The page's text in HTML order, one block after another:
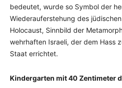
bedeutet, wurde so Symbol der
Wiederauferstehung des
Holocaust, Sinnbild der
wehrhaften Israeli, der dem Hass
Staat errichtet.
Kindergarten mit 40 Zentimeter